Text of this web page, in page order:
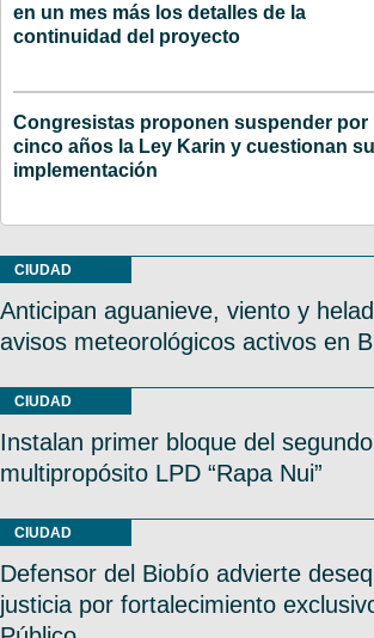
en un mes más los detalles de la
continuidad del proyecto
Congresistas proponen suspender por
cinco años la Ley Karin y cuestionan su
implementación
CIUDAD
Anticipan aguanieve, viento y
avisos meteorológicos activos en
CIUDAD
Instalan primer bloque del
multipropósito LPD “Rapa Nui”
CIUDAD
Defensor del Biobío advierte
justicia por fortalecimiento